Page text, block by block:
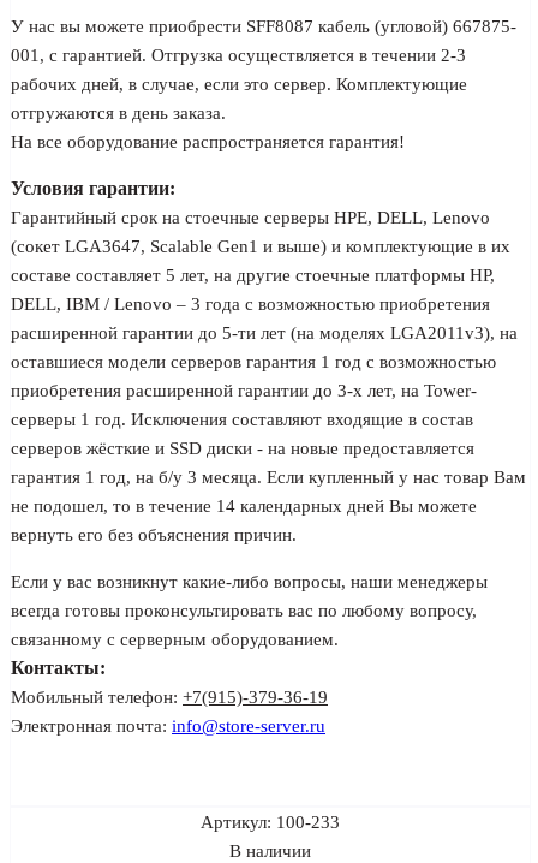
У нас вы можете приобрести SFF8087 кабель (угловой) 667875-
001, с гарантией. Отгрузка осуществляется в течении 2-3
рабочих дней, в случае, если это сервер. Комплектующие
отгружаются в день заказа.
На все оборудование распространяется гарантия!
Условия гарантии:
Гарантийный срок на стоечные серверы HPE, DELL, Lenovo
(сокет LGA3647, Scalable Gen1 и выше) и комплектующие в их
составе составляет 5 лет, на другие стоечные платформы HP,
DELL, IBM / Lenovo – 3 года с возможностью приобретения
расширенной гарантии до 5-ти лет (на моделях LGA2011v3), на
оставшиеся модели серверов гарантия 1 год с возможностью
приобретения расширенной гарантии до 3-х лет, на Tower-
серверы 1 год. Исключения составляют входящие в состав
серверов жёсткие и SSD диски - на новые предоставляется
гарантия 1 год, на б/у 3 месяца. Если купленный у нас товар Вам
не подошел, то в течение 14 календарных дней Вы можете
вернуть его без объяснения причин.
Если у вас возникнут какие-либо вопросы, наши менеджеры
всегда готовы проконсультировать вас по любому вопросу,
связанному с серверным оборудованием.
Контакты:
Мобильный телефон: +7(915)-379-36-19
Электронная почта: info@store-server.ru
Артикул: 100-233
В наличии